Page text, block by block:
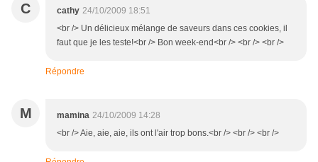
C cathy 24/10/2009 18:51
<br /> Un délicieux mélange de saveurs dans ces cookies, il
faut que je les teste!<br /> Bon week-end<br /> <br /> <br />
Répondre
M mamina 24/10/2009 14:28
<br /> Aie, aie, aie, ils ont l'air trop bons.<br /> <br /> <br />